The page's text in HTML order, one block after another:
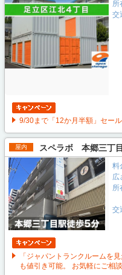
所
交
9/30まで「12か月半額」セール
屋内 スペラボ 本郷三丁
料
広
所
交
「ジャパントランクルームを
も値引き可能。 お気軽にご相談